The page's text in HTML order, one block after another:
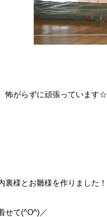
怖がらずに頑張っています☆
裏様とお雛様を作りました！
せて(^O^)／